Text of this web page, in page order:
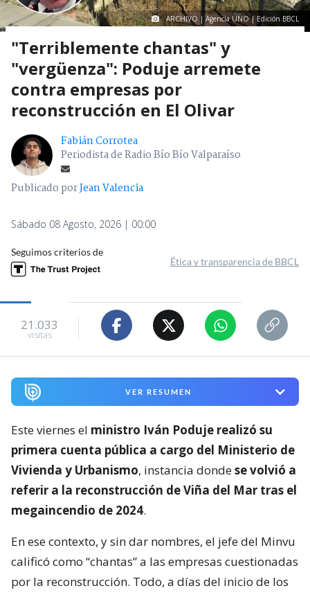
ARCHIVO | Agencia UNO | Edición BBCL
"Terriblemente chantas" y
"vergüenza": Poduje arremete
contra empresas por
reconstrucción en El Olivar
Fabián Corrotea
Periodista de Radio Bío Bío Valparaíso
Publicado porJean Valencia
Sábado 08 Agosto, 2026 | 00:00
Seguimos criterios de
Ética y transparencia de BBCL
21.033
visitas
VER RESUMEN
Este viernes el ministro Iván Poduje realizó su
primera cuenta pública a cargo del Ministerio de
Vivienda y Urbanismo, instancia dondese volvió a
referir a la reconstrucción de Viña del Mar tras el
megaincendio de 2024.
En ese contexto, y sin dar nombres, el jefe del Minvu
calificó como “chantas” a las empresas cuestionadas
por la reconstrucción. Todo, a días del inicio de los